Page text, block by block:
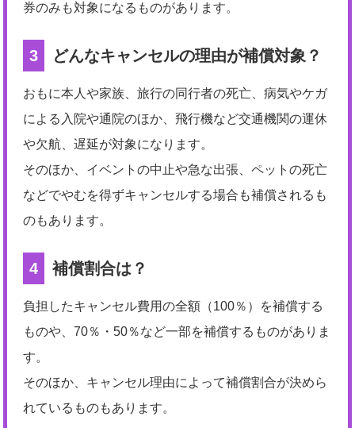
券のみも対象になるものがあります。
3 どんなキャンセルの理由が補償対象？
おもに本人や家族、旅行の同行者の死亡、病気やケガ
による入院や通院のほか、飛行機など交通機関の運休
や欠航、遅延が対象になります。
そのほか、イベントの中止や急な出張、ペットの死亡
などでやむを得ずキャンセルする場合も補償されるも
のもあります。
4 補償割合は？
負担したキャンセル費用の全額（100％）を補償する
ものや、70％・50％など一部を補償するものがありま
す。
そのほか、キャンセル理由によって補償割合が決めら
れているものもあります。